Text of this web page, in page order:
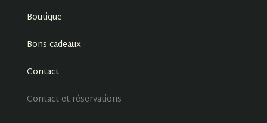
Boutique
Bons cadeaux
Contact
Contact et réservations